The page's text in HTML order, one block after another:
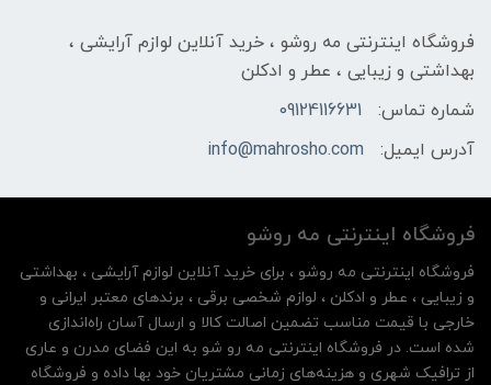
فروشگاه اینترنتی مه‌ رو‌شو ، خرید آنلاین لوازم آرایشی ،
بهداشتی و زیبایی ، عطر و ادکلن
شماره تماس:
09124116631
آدرس ایمیل:
info@mahrosho.com
فروشگاه اینترنتی مه‌ رو‌شو
فروشگاه اینترنتی مه‌ رو‌شو ، برای خرید آنلاین لوازم آرایشی ، بهداشتی
و زیبایی ، عطر و ادکلن ، لوازم شخصی برقی ، برندهای معتبر ایرانی و
خارجی با قیمت مناسب تضمین اصالت کالا و ارسال آسان راه‌اندازی
شده است. در فروشگاه اینترنتی مه رو شو به این فضای مدرن و عاری
از ترافیک شهری و هزینه‌های زمانی مشتریان خود بها داده و فروشگاه